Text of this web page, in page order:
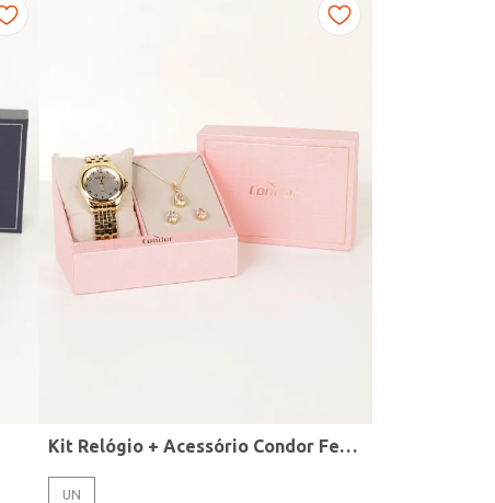
Kit Relógio + Acessório Condor Feminino DOURADO
UN